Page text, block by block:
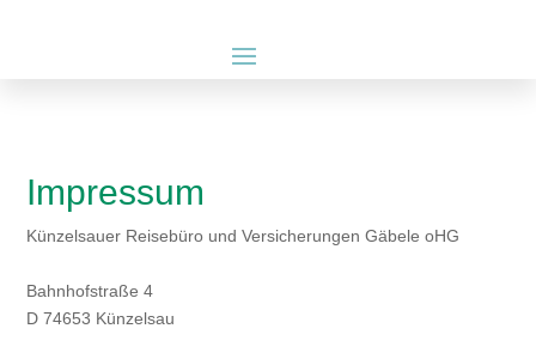
Impressum
Künzelsauer Reisebüro und Versicherungen Gäbele oHG
Bahnhofstraße 4
D 74653 Künzelsau